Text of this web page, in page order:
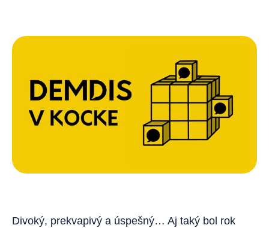
Divoký, prekvapivý a úspešný… Aj taký bol rok